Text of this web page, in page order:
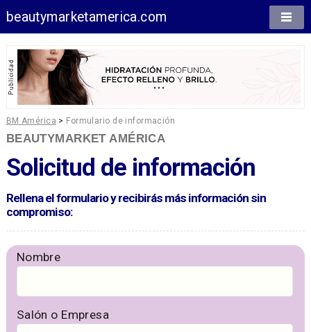
beautymarketamerica.com
BM América > Formulario de información
BEAUTYMARKET AMÉRICA
Solicitud de información
Rellena el formulario y recibirás más información sin
compromiso:
Nombre
Salón o Empresa